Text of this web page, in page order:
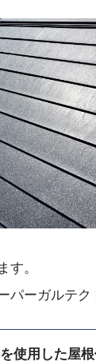
す。
パーガルテ
使用した屋根